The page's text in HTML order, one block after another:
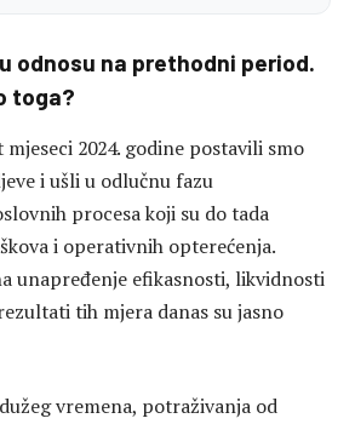
odnosu na prethodni period.
toga?
2024. godine postavili smo
i ušli u odlučnu fazu
procesa koji su do tada
i operativnih opterećenja.
unapređenje efikasnosti, likvidnosti
tih mjera danas su jasno
vremena, potraživanja od